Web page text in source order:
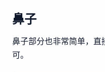
鼻子
鼻子部分也非常简单，直
可。